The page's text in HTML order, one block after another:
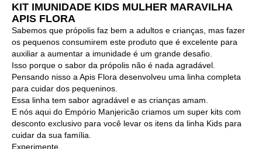
KIT IMUNIDADE KIDS MULHER MARAVILHA
APIS FLORA
Sabemos que própolis faz bem a adultos e crianças, mas fazer
os pequenos consumirem este produto que é excelente para
auxiliar a aumentar a imunidade é um grande desafio.
Isso porque o sabor da própolis não é nada agradável.
Pensando nisso a Apis Flora desenvolveu uma linha completa
para cuidar dos pequeninos.
Essa linha tem sabor agradável e as crianças amam.
E nós aqui do Empório Manjericão criamos um super kits com
desconto exclusivo para você levar os itens da linha Kids para
cuidar da sua família.
Experimente.